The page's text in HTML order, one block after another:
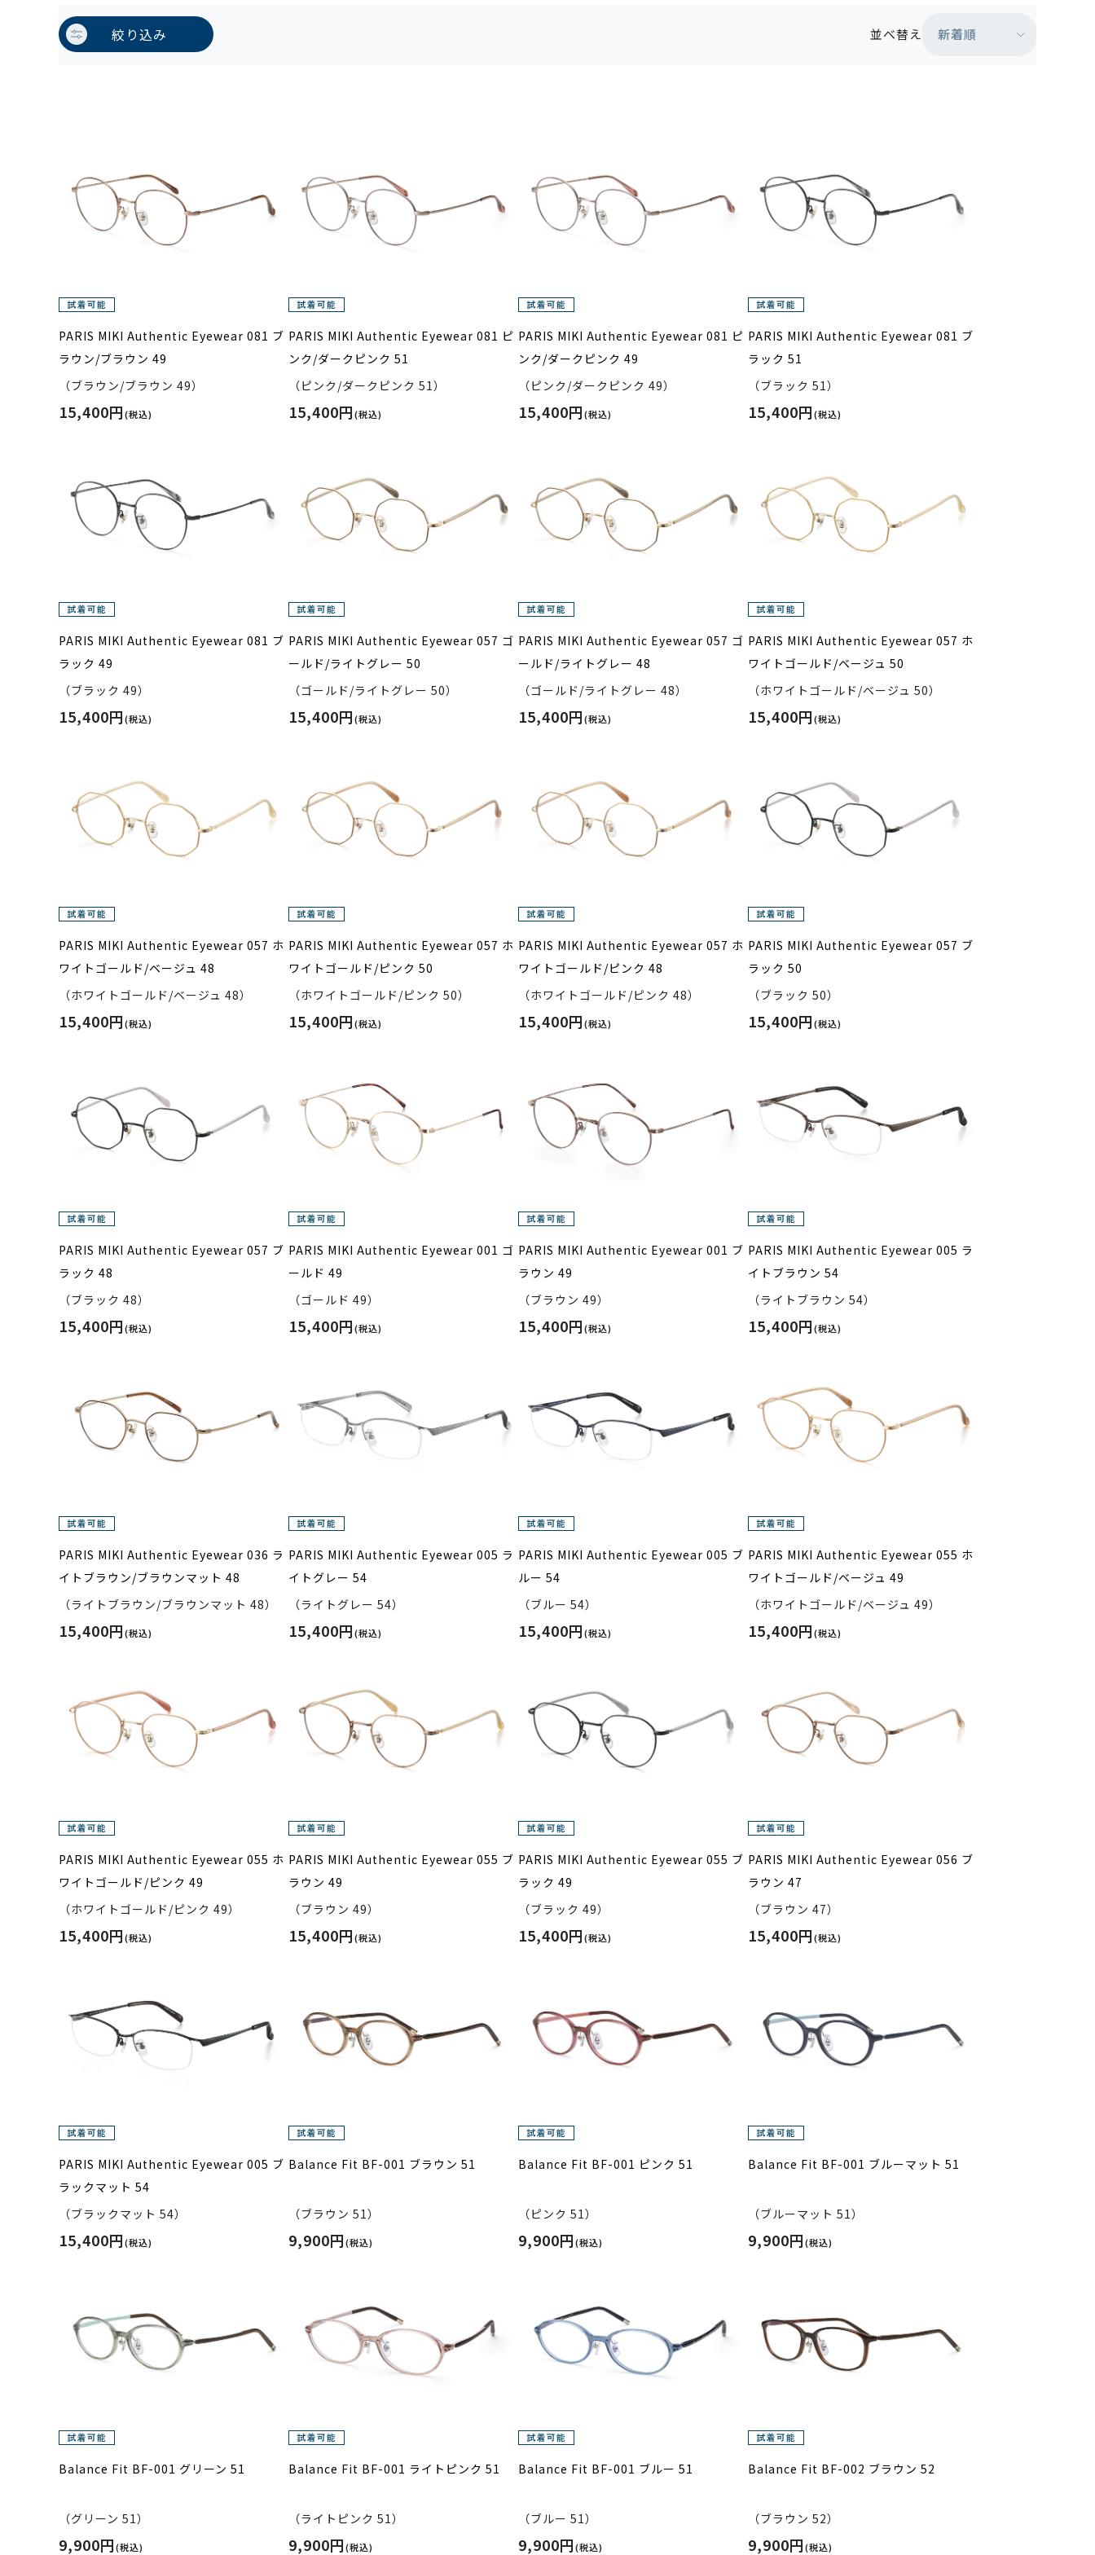
絞り込み 並べ替え 新着順
PARIS MIKI Authentic Eyewear 081 ブ
ラウン/ブラウン 49
（ブラウン/ブラウン 49）
15,400円(税込)
PARIS MIKI Authentic Eyewear 081 ピ
ンク/ダークピンク 51
（ピンク/ダークピンク 51）
15,400円(税込)
PARIS MIKI Authentic Eyewear 081 ピ
ンク/ダークピンク 49
（ピンク/ダークピンク 49）
15,400円(税込)
PARIS MIKI Authentic Eyewear 081 ブ
ラック 51
（ブラック 51）
15,400円(税込)
PARIS MIKI Authentic Eyewear 081 ブ
ラック 49
（ブラック 49）
15,400円(税込)
PARIS MIKI Authentic Eyewear 057 ゴ
ールド/ライトグレー 50
（ゴールド/ライトグレー 50）
15,400円(税込)
PARIS MIKI Authentic Eyewear 057 ゴ
ールド/ライトグレー 48
（ゴールド/ライトグレー 48）
15,400円(税込)
PARIS MIKI Authentic Eyewear 057 ホ
ワイトゴールド/ベージュ 50
（ホワイトゴールド/ベージュ 50）
15,400円(税込)
PARIS MIKI Authentic Eyewear 057 ホ
ワイトゴールド/ベージュ 48
（ホワイトゴールド/ベージュ 48）
15,400円(税込)
PARIS MIKI Authentic Eyewear 057 ホ
ワイトゴールド/ピンク 50
（ホワイトゴールド/ピンク 50）
15,400円(税込)
PARIS MIKI Authentic Eyewear 057 ホ
ワイトゴールド/ピンク 48
（ホワイトゴールド/ピンク 48）
15,400円(税込)
PARIS MIKI Authentic Eyewear 057 ブ
ラック 50
（ブラック 50）
15,400円(税込)
PARIS MIKI Authentic Eyewear 057 ブ
ラック 48
（ブラック 48）
15,400円(税込)
PARIS MIKI Authentic Eyewear 001 ゴ
ールド 49
（ゴールド 49）
15,400円(税込)
PARIS MIKI Authentic Eyewear 001 ブ
ラウン 49
（ブラウン 49）
15,400円(税込)
PARIS MIKI Authentic Eyewear 005 ラ
イトブラウン 54
（ライトブラウン 54）
15,400円(税込)
PARIS MIKI Authentic Eyewear 036 ラ
イトブラウン/ブラウンマット 48
（ライトブラウン/ブラウンマット 48）
15,400円(税込)
PARIS MIKI Authentic Eyewear 005 ラ
イトグレー 54
（ライトグレー 54）
15,400円(税込)
PARIS MIKI Authentic Eyewear 005 ブ
ルー 54
（ブルー 54）
15,400円(税込)
PARIS MIKI Authentic Eyewear 055 ホ
ワイトゴールド/ベージュ 49
（ホワイトゴールド/ベージュ 49）
15,400円(税込)
PARIS MIKI Authentic Eyewear 055 ホ
ワイトゴールド/ピンク 49
（ホワイトゴールド/ピンク 49）
15,400円(税込)
PARIS MIKI Authentic Eyewear 055 ブ
ラウン 49
（ブラウン 49）
15,400円(税込)
PARIS MIKI Authentic Eyewear 055 ブ
ラック 49
（ブラック 49）
15,400円(税込)
PARIS MIKI Authentic Eyewear 056 ブ
ラウン 47
（ブラウン 47）
15,400円(税込)
PARIS MIKI Authentic Eyewear 005 ブ
ラックマット 54
（ブラックマット 54）
15,400円(税込)
Balance Fit BF-001 ブラウン 51
（ブラウン 51）
9,900円(税込)
Balance Fit BF-001 ピンク 51
（ピンク 51）
9,900円(税込)
Balance Fit BF-001 ブルーマット 51
（ブルーマット 51）
9,900円(税込)
Balance Fit BF-001 グリーン 51
（グリーン 51）
9,900円(税込)
Balance Fit BF-001 ライトピンク 51
（ライトピンク 51）
9,900円(税込)
Balance Fit BF-001 ブルー 51
（ブルー 51）
9,900円(税込)
Balance Fit BF-002 ブラウン 52
（ブラウン 52）
9,900円(税込)